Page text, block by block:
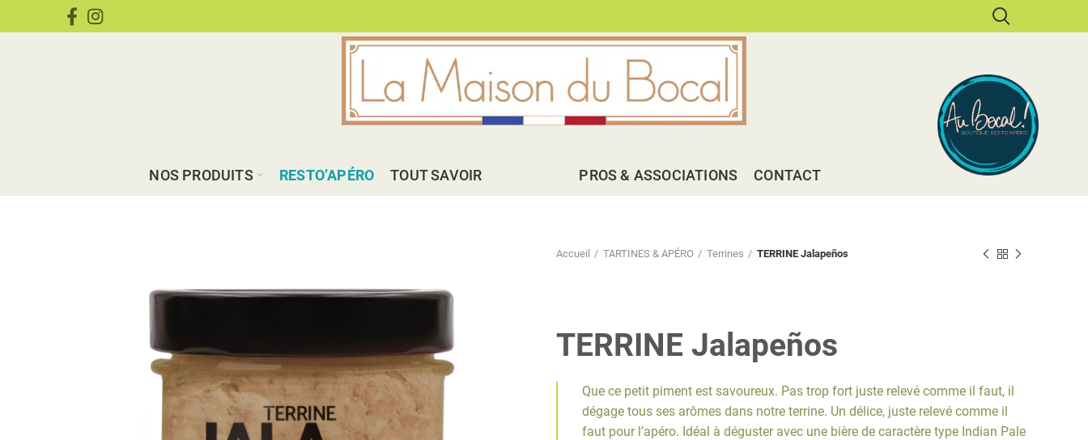
NOS PRODUITS RESTO’APÉRO TOUT SAVOIR PROS & ASSOCIATIONS CONTACT
Accueil TARTINES & APÉRO Terrines TERRINE Jalapeños
TERRINE Jalapeños
Que ce petit piment est savoureux. Pas trop fort juste relevé comme il faut, il
dégage tous ses arômes dans notre terrine. Un délice, juste relevé comme il
faut pour l’apéro. Idéal à déguster avec une bière de caractère type Indian Pale